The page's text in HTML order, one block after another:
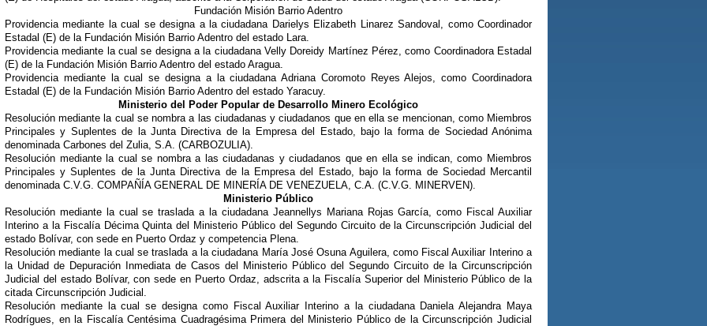
Fundación Misión Barrio Adentro
Providencia mediante la cual se designa a la ciudadana Darielys Elizabeth Linarez Sandoval, como Coordinador
Estadal (E) de la Fundación Misión Barrio Adentro del estado Lara.
Providencia mediante la cual se designa a la ciudadana Velly Doreidy Martínez Pérez, como Coordinadora Estadal
(E) de la Fundación Misión Barrio Adentro del estado Aragua.
Providencia mediante la cual se designa a la ciudadana Adriana Coromoto Reyes Alejos, como Coordinadora
Estadal (E) de la Fundación Misión Barrio Adentro del estado Yaracuy.
Ministerio del Poder Popular de Desarrollo Minero Ecológico
Resolución mediante la cual se nombra a las ciudadanas y ciudadanos que en ella se mencionan, como Miembros
Principales y Suplentes de la Junta Directiva de la Empresa del Estado, bajo la forma de Sociedad Anónima
denominada Carbones del Zulia, S.A. (CARBOZULIA).
Resolución mediante la cual se nombra a las ciudadanas y ciudadanos que en ella se indican, como Miembros
Principales y Suplentes de la Junta Directiva de la Empresa del Estado, bajo la forma de Sociedad Mercantil
denominada C.V.G. COMPAÑÍA GENERAL DE MINERÍA DE VENEZUELA, C.A. (C.V.G. MINERVEN).
Ministerio Público
Resolución mediante la cual se traslada a la ciudadana Jeannellys Mariana Rojas García, como Fiscal Auxiliar
Interino a la Fiscalía Décima Quinta del Ministerio Público del Segundo Circuito de la Circunscripción Judicial del
estado Bolívar, con sede en Puerto Ordaz y competencia Plena.
Resolución mediante la cual se traslada a la ciudadana María José Osuna Aguilera, como Fiscal Auxiliar Interino a
la Unidad de Depuración Inmediata de Casos del Ministerio Público del Segundo Circuito de la Circunscripción
Judicial del estado Bolívar, con sede en Puerto Ordaz, adscrita a la Fiscalía Superior del Ministerio Público de la
citada Circunscripción Judicial.
Resolución mediante la cual se designa como Fiscal Auxiliar Interino a la ciudadana Daniela Alejandra Maya
Rodrígues, en la Fiscalía Centésima Cuadragésima Primera del Ministerio Público de la Circunscripción Judicial